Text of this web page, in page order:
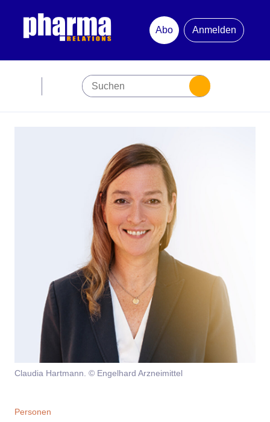
Abo
Anmelden
Themen
Marketing
Branche
Studien
Magazin
Aktuelle Ausgabe
Ausgabenarchiv
Kontakt
Team
Claudia Hartmann. © Engelhard Arzneimittel
Personen